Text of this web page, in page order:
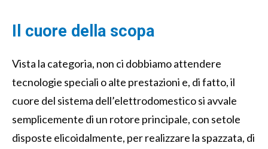
Il cuore della scopa
Vista la categoria, non ci dobbiamo attendere
tecnologie speciali o alte prestazioni e, di fatto, il
cuore del sistema dell’elettrodomestico si avvale
semplicemente di un rotore principale, con setole
disposte elicoidalmente, per realizzare la spazzata, di